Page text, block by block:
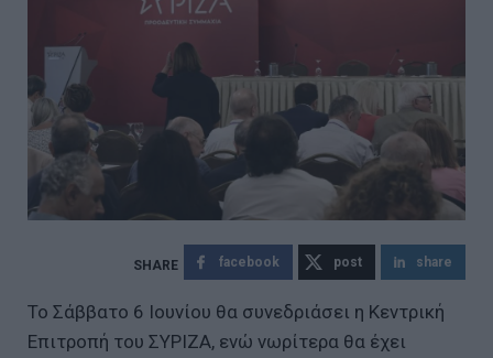
facebook post share
Το Σάββατο 6 Ιουνίου θα συνεδριάσει η Κεντρική
Επιτροπή του ΣΥΡΙΖΑ, ενώ νωρίτερα θα έχει